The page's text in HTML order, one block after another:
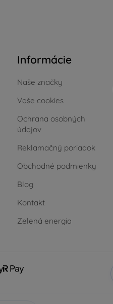
Informácie
Naše značky
Vaše cookies
Ochrana osobných
údajov
Reklamačný poriadok
Obchodné podmienky
Blog
Kontakt
Zelená energia